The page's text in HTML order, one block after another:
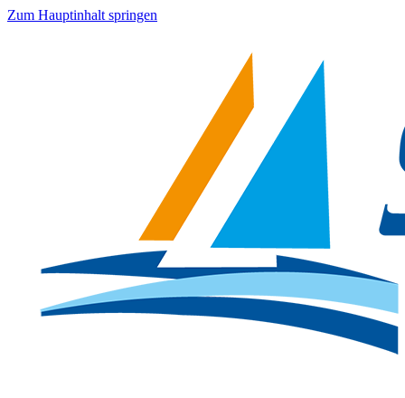
Zum Hauptinhalt springen